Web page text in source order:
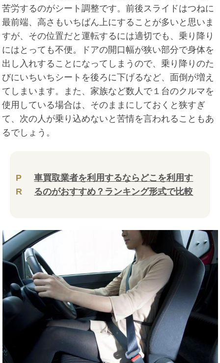
苦労するのがシート調整です。前後スライドはつねに
最前端、高さもいちばん上にすることが多いと思いま
すが、その位置だと運転するには適切でも、乗り降り
にはとっても不便。ドアの開口幅が狭い部分で身体を
出し入れすることになってしまうので、乗り降りのた
びにいちいちシートを後ろに下げるなど、面倒が増え
てしまいます。また、家族など数人で１台のクルマを
使用している場合は、そのままにしておくと狭すぎ
て、次の人が乗り込めないと苦情を言われることもあ
るでしょう。
P
R
車買取業者を利用するならどこを利用す
るのがおすすめ？ランキング形式で比較